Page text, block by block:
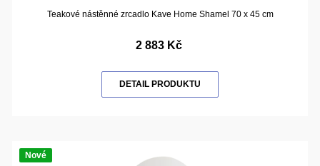
Teakové nástěnné zrcadlo Kave Home Shamel 70 x 45 cm
2 883 Kč
DETAIL PRODUKTU
Nové